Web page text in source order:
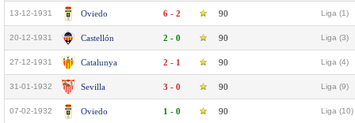
13-12-1931 Oviedo 6 - 2 90 Liga (1)
20-12-1931 Castellón 2 - 0 90 Liga (3)
27-12-1931 Catalunya 2 - 1 90 Liga (4)
31-01-1932 Sevilla 3 - 0 90 Liga (9)
07-02-1932 Oviedo 1 - 0 90 Liga (10)